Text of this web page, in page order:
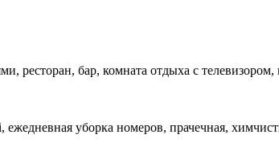
ресторан, бар, комната отдыха с
уборка номеров, прачечная,